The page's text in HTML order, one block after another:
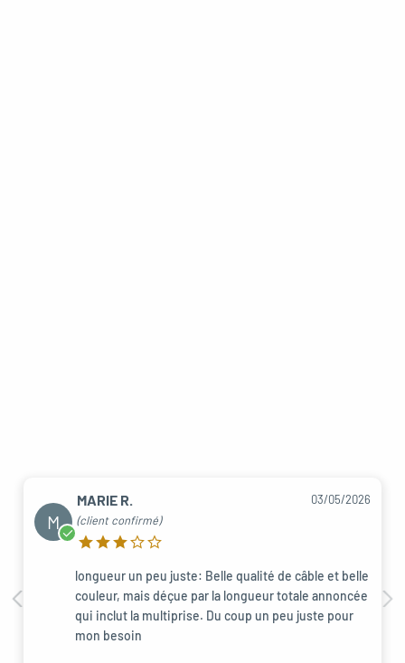
M
MARIE R.
(client confirmé)
03/05/2026
longueur un peu juste: Belle qualité de câble et belle
couleur, mais déçue par la longueur totale annoncée
qui inclut la multiprise. Du coup un peu juste pour
mon besoin